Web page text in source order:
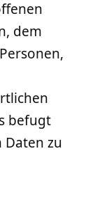
dem
befugt
Daten zu